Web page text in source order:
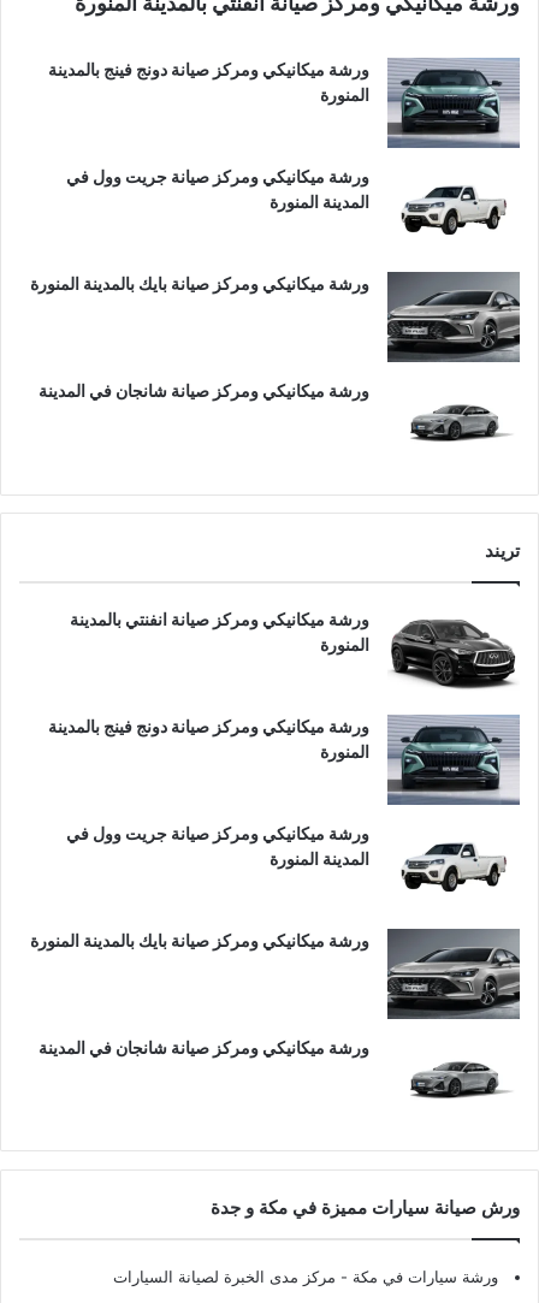
ورشة ميكانيكي ومركز صيانة دونج فينج بالمدينة
المنورة
ورشة ميكانيكي ومركز صيانة جريت وول في
المدينة المنورة
ورشة ميكانيكي ومركز صيانة بايك بالمدينة المنورة
ورشة ميكانيكي ومركز صيانة شانجان في المدينة
تريند
ورشة ميكانيكي ومركز صيانة انفنتي بالمدينة
المنورة
ورشة ميكانيكي ومركز صيانة دونج فينج بالمدينة
المنورة
ورشة ميكانيكي ومركز صيانة جريت وول في
المدينة المنورة
ورشة ميكانيكي ومركز صيانة بايك بالمدينة المنورة
ورشة ميكانيكي ومركز صيانة شانجان في المدينة
ورش صيانة سيارات مميزة في مكة و جدة
ورشة سيارات في مكة - مركز مدى الخبرة لصيانة السيارات